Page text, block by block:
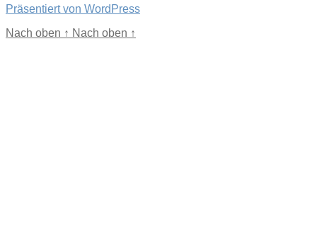
Präsentiert von WordPress
Nach oben ↑ Nach oben ↑